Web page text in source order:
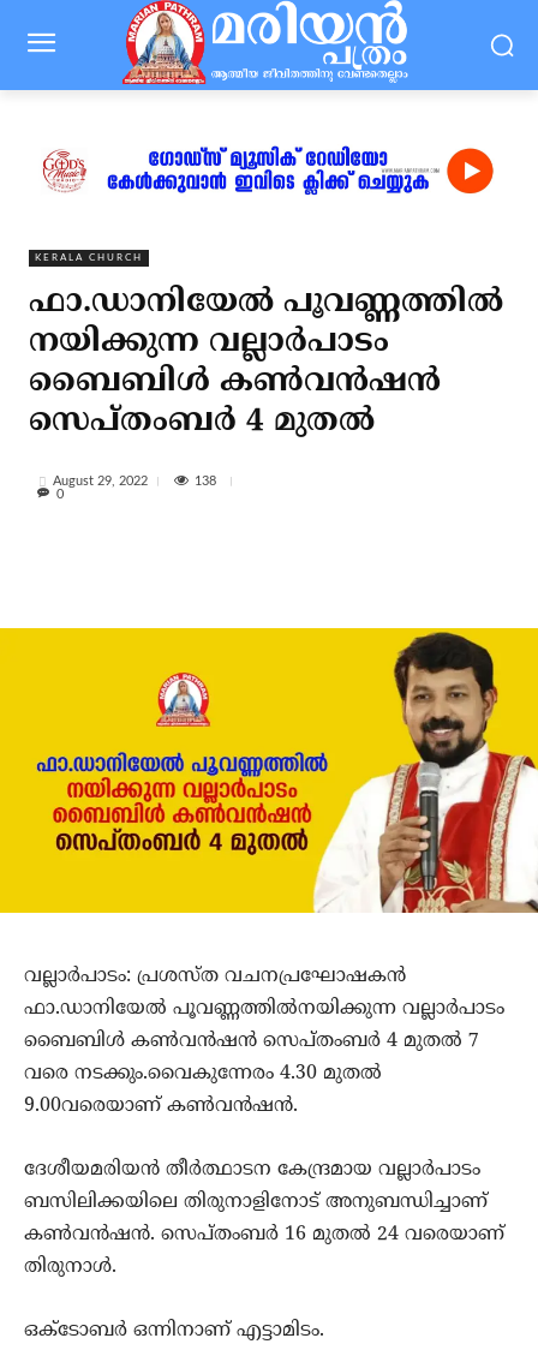
KERALA CHURCH
ഫാ.ഡാനിയേല്‍ പൂവണ്ണത്തില്‍
നയിക്കുന്ന വല്ലാര്‍പാടം
ബൈബിള്‍ കണ്‍വന്‍ഷന്‍
സെപ്തംബര്‍ 4 മുതല്‍
August 29, 2022
138
0
വല്ലാര്‍പാടം: പ്രശസ്ത വചനപ്രഘോഷകന്‍
ഫാ.ഡാനിയേല്‍ പൂവണ്ണത്തില്‍നയിക്കുന്ന വല്ലാര്‍പാടം
ബൈബിള്‍ കണ്‍വന്‍ഷന്‍ സെപ്തംബര്‍ 4 മുതല്‍ 7
വരെ നടക്കും.വൈകുന്നേരം 4.30 മുതല്‍
9.00വരെയാണ് കണ്‍വന്‍ഷന്‍.
ദേശീയമരിയന്‍ തീര്‍ത്ഥാടന കേന്ദ്രമായ വല്ലാര്‍പാടം
ബസിലിക്കയിലെ തിരുനാളിനോട് അനുബന്ധിച്ചാണ്
കണ്‍വന്‍ഷന്‍. സെപ്തംബര്‍ 16 മുതല്‍ 24 വരെയാണ്
തിരുനാള്‍.
ഒക്ടോബര്‍ ഒന്നിനാണ് എട്ടാമിടം.